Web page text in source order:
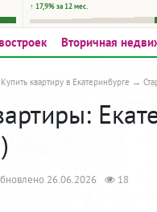
↑ 17,9% за 12 мес.
Вторичная
Купить квартиру в Екатеринбурге
26.06.2026 18